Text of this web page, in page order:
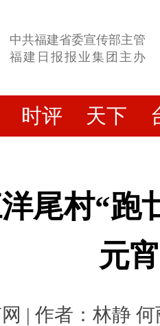
中共福建省委宣传部主管
福建日报报业集团主办
时评 天下
尾村“跑
元宵
| 作者：林静 何